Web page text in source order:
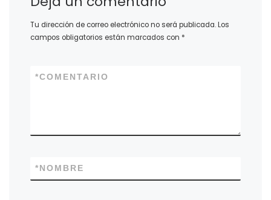
Tu dirección de correo electrónico no será publicada.Los
campos obligatorios están marcados con *
COMENTARIO
*
NOMBRE
*